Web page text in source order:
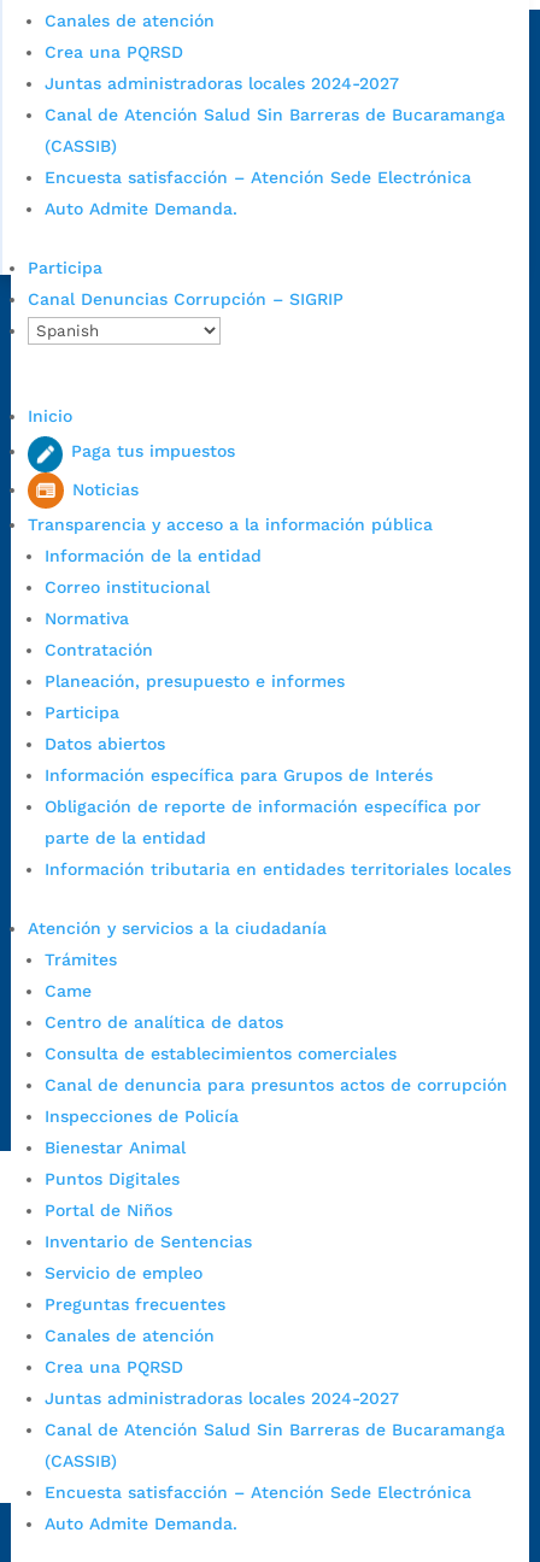
Canales de atención
Crea una PQRSD
Juntas administradoras locales 2024-2027
Canal de Atención Salud Sin Barreras de Bucaramanga
(CASSIB)
Encuesta satisfacción – Atención Sede Electrónica
Auto Admite Demanda.
Participa
Canal Denuncias Corrupción – SIGRIP
Inicio
Paga tus impuestos
Noticias
Transparencia y acceso a la información pública
Información de la entidad
Correo institucional
Normativa
Contratación
Planeación, presupuesto e informes
Participa
Datos abiertos
Información específica para Grupos de Interés
Obligación de reporte de información específica por
parte de la entidad
Información tributaria en entidades territoriales locales
Atención y servicios a la ciudadanía
Trámites
Came
Centro de analítica de datos
Consulta de establecimientos comerciales
Canal de denuncia para presuntos actos de corrupción
Inspecciones de Policía
Bienestar Animal
Puntos Digitales
Portal de Niños
Inventario de Sentencias
Servicio de empleo
Preguntas frecuentes
Canales de atención
Crea una PQRSD
Juntas administradoras locales 2024-2027
Canal de Atención Salud Sin Barreras de Bucaramanga
(CASSIB)
Encuesta satisfacción – Atención Sede Electrónica
Auto Admite Demanda.
Sede principal
Dirección Fase I:Calle 35 # 10-43, Bucaramanga, Santander,
Colombia
Código Postal:680006. Código Dane: 68001.
Horario de Atención:
1:00 p.m. a 5:30 p.m. / viernes jornada continua en el horario de
@AlcaldíaBGA
Alcaldía de Bucaramanga
PrensaBucaramanga
Autorización de Tratamiento de Datos Personales